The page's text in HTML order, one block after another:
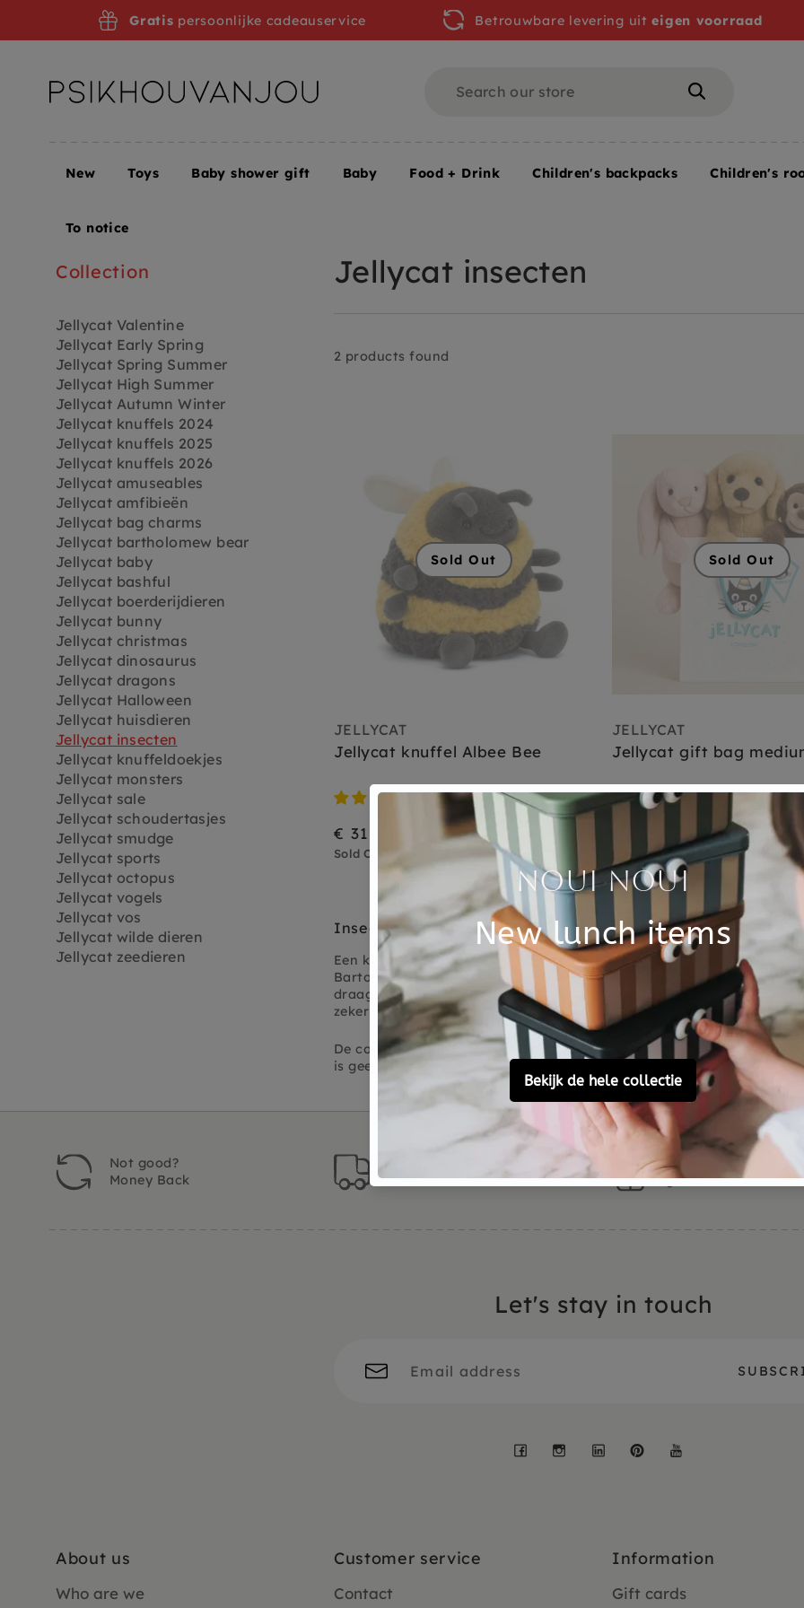
Home
Jellycat insecten
2 products found
Sold Out
JELLYCAT
Jellycat knuffel Albee Bee
3 reviews
€ 31,95
Sold Out
Sold Out
JELLYCAT
Jellycat gift bag
Sold Out
Insecten knuffels van Jellycat voor iedereen die van de
Een knuffel met 6 poten is een insect van spin tot bidsprinkhaan,
Bartolomew Bear Bumblee en Jelltcat Albee Bee zijn de nieuwste
draagt een prachtig bijenpakje die je ook uit kan trekken. En Albee
zeker minder honing.
De collectie insecten knuffels is niet zo groot maar zeer geliefd bij
is geen insect maar een weekdier, lieve Sandy laat zich graag
Collection
Jellycat Valentine
Jellycat Early Spring
Jellycat Spring Summer
Jellycat High Summer
Jellycat Autumn Winter
Jellycat knuffels 2024
Jellycat knuffels 2025
Jellycat knuffels 2026
Jellycat amuseables
Jellycat amfibieën
Jellycat bag charms
Jellycat bartholomew bear
Jellycat baby
Jellycat bashful
Jellycat boerderijdieren
Jellycat bunny
Jellycat christmas
Jellycat dinosaurus
Jellycat dragons
Jellycat Halloween
Jellycat huisdieren
Jellycat insecten
Jellycat knuffeldoekjes
Jellycat monsters
Jellycat sale
Jellycat schoudertasjes
Jellycat smudge
Jellycat sports
Jellycat octopus
Jellycat vogels
Jellycat vos
Jellycat wilde dieren
Jellycat zeedieren
Gratis persoonlijke cadeauservice Betrouwbare levering uiteigen voorraad
New Toys Baby shower gift Baby Food + Drink Children's backpacks Children's
To notice
Not good?
Money Back
tomorrow at home
Free personal
gift service
Let's stay in touch
Facebook
Instagram
LinkedInPinterest
About us
Who are we
Customer service
Contact
Information
Gift cards